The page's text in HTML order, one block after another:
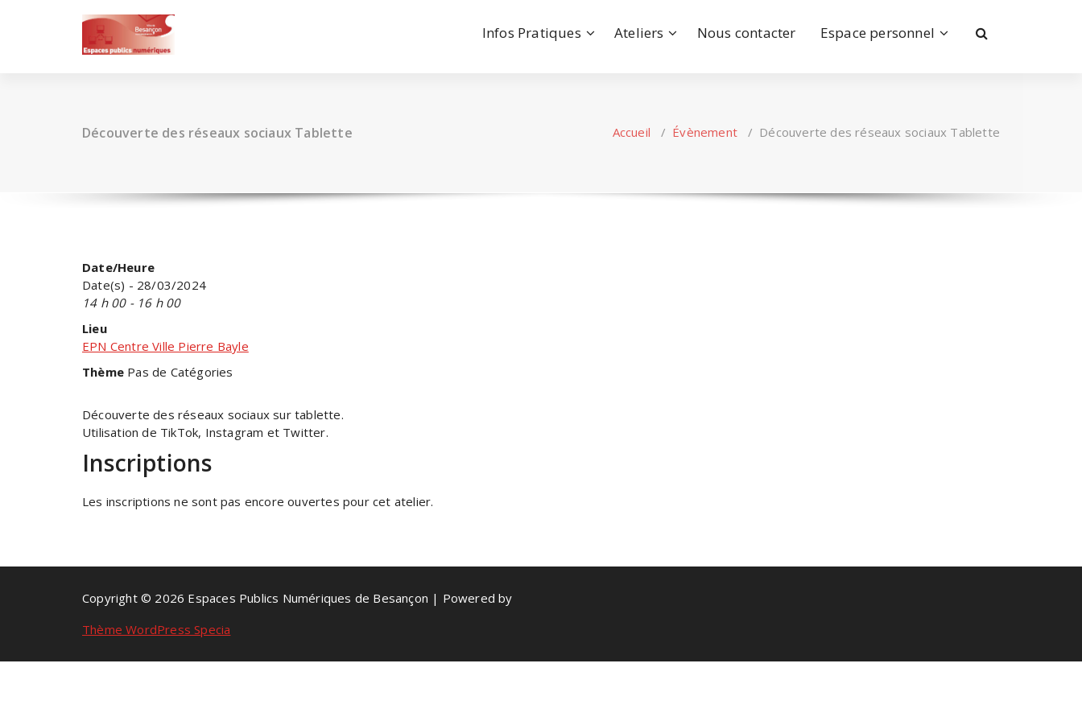
Infos Pratiques Ateliers Nous contacter Espace personnel
Découverte des réseaux sociaux Tablette Accueil / Évènement/ Découverte des réseaux sociaux Tablette
Date/Heure
Date(s) - 28/03/2024
14 h 00 - 16 h 00
Lieu
EPN Centre Ville Pierre Bayle
Thème Pas de Catégories
Découverte des réseaux sociaux sur tablette.
Utilisation de TikTok, Instagram et Twitter.
Inscriptions
Les inscriptions ne sont pas encore ouvertes pour cet atelier.
Copyright © 2026 Espaces Publics Numériques de Besançon | Powered by
Thème WordPress Specia